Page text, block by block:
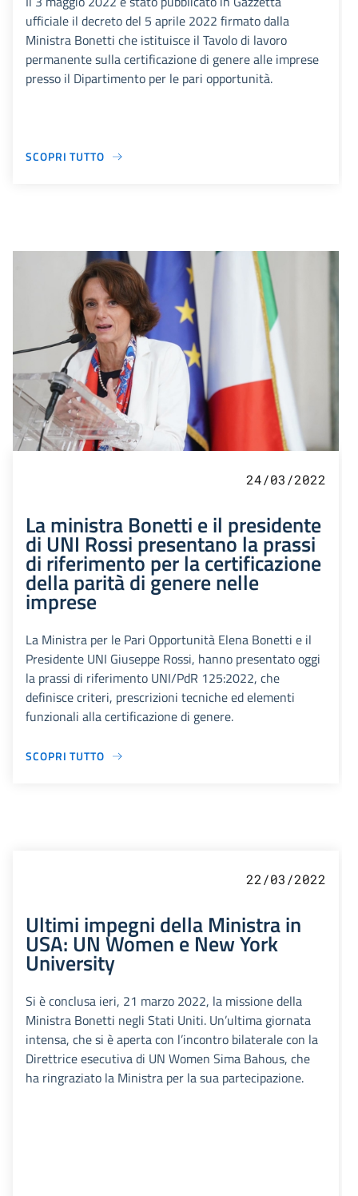
ufficiale il decreto del 5 aprile 2022 firmato dalla
Ministra Bonetti che istituisce il Tavolo di lavoro
permanente sulla certificazione di genere alle imprese
presso il Dipartimento per le pari opportunità.
SCOPRI TUTTO
24/03/2022
La ministra Bonetti e il presidente
di UNI Rossi presentano la prassi
di riferimento per la certificazione
della parità di genere nelle
imprese
La Ministra per le Pari Opportunità Elena Bonetti e il
Presidente UNI Giuseppe Rossi, hanno presentato oggi
la prassi di riferimento UNI/PdR 125:2022, che
definisce criteri, prescrizioni tecniche ed elementi
funzionali alla certificazione di genere.
SCOPRI TUTTO
22/03/2022
Ultimi impegni della Ministra in
USA: UN Women e New York
University
Si è conclusa ieri, 21 marzo 2022, la missione della
Ministra Bonetti negli Stati Uniti. Un’ultima giornata
intensa, che si è aperta con l’incontro bilaterale con la
Direttrice esecutiva di UN Women Sima Bahous, che
ha ringraziato la Ministra per la sua partecipazione.